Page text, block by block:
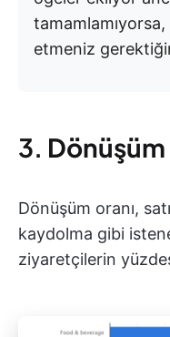
etmeniz
3. Dönüşüm
Dönüşüm oranı,
kaydolma gibi
ziyaretçilerin